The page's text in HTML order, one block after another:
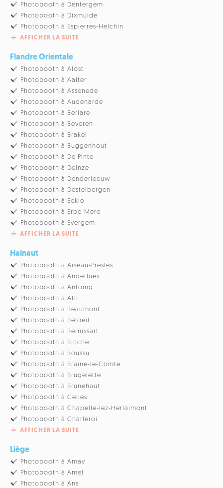
Photobooth à Dentergem
Photobooth à Dixmuide
Photobooth à Espierres-Helchin
AFFICHER LA SUITE
Flandre Orientale
Photobooth à Alost
Photobooth à Aalter
Photobooth à Assenede
Photobooth à Audenarde
Photobooth à Berlare
Photobooth à Beveren
Photobooth à Brakel
Photobooth à Buggenhout
Photobooth à De Pinte
Photobooth à Deinze
Photobooth à Denderleeuw
Photobooth à Destelbergen
Photobooth à Eeklo
Photobooth à Erpe-Mere
Photobooth à Evergem
AFFICHER LA SUITE
Hainaut
Photobooth à Aiseau-Presles
Photobooth à Anderlues
Photobooth à Antoing
Photobooth à Ath
Photobooth à Beaumont
Photobooth à Beloeil
Photobooth à Bernissart
Photobooth à Binche
Photobooth à Boussu
Photobooth à Braine-le-Comte
Photobooth à Brugelette
Photobooth à Brunehaut
Photobooth à Celles
Photobooth à Chapelle-lez-Herlaimont
Photobooth à Charleroi
AFFICHER LA SUITE
Liège
Photobooth à Amay
Photobooth à Amel
Photobooth à Ans